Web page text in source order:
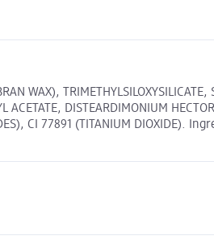
WAX),
DISTEARDIMONIUM
CI 77891 (TITANIUM